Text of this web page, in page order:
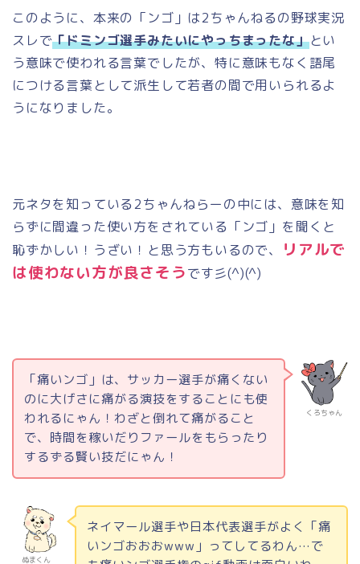
このように、本来の「ンゴ」は2ちゃんねるの野球実況
スレで「ドミンゴ選手みたいにやっちまったな」とい
う意味で使われる言葉でしたが、特に意味もなく語尾
につける言葉として派生して若者の間で用いられるよ
うになりました。
元ネタを知っている2ちゃんねらーの中には、意味を知
らずに間違った使い方をされている「ンゴ」を聞くと
恥ずかしい！うざい！と思う方もいるので、
リアルで
は使わない方が良さそうです彡(^)(^)
くろちゃん
「痛いンゴ」は、サッカー選手が痛くない
のに大げさに痛がる演技をすることにも使
われるにゃん！わざと倒れて痛がること
で、時間を稼いだりファールをもらったり
するずる賢い技だにゃん！
ぬまくん
ネイマール選手や日本代表選手がよく「痛
いンゴおおおwww 」ってしてるわん…で